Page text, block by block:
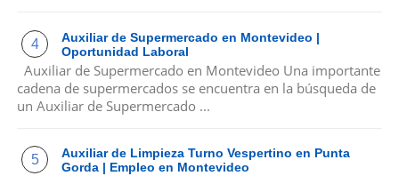
Auxiliar de Supermercado en Montevideo |
Oportunidad Laboral
Auxiliar de Supermercado en Montevideo Una importante
cadena de supermercados se encuentra en la búsqueda de
un Auxiliar de Supermercado ...
Auxiliar de Limpieza Turno Vespertino en Punta
Gorda | Empleo en Montevideo